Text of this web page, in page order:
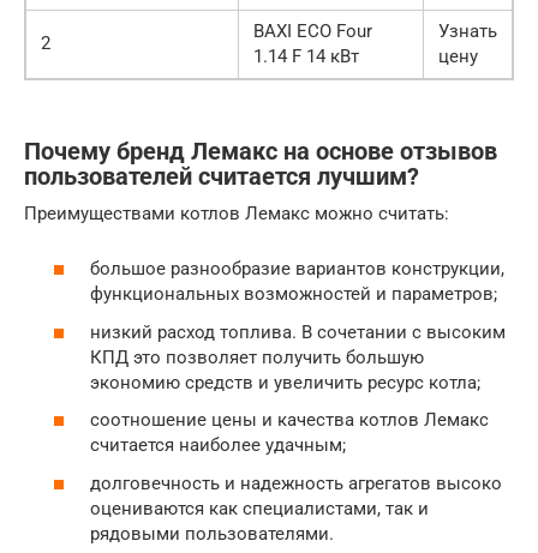
2
BAXI ECO Four
1.14 F 14 кВт
Узнать
цену
Почему бренд Лемакс на основе отзывов
пользователей считается лучшим?
Преимуществами котлов Лемакс можно считать:
большое разнообразие вариантов конструкции,
функциональных возможностей и параметров;
низкий расход топлива. В сочетании с высоким
КПД это позволяет получить большую
экономию средств и увеличить ресурс котла;
соотношение цены и качества котлов Лемакс
считается наиболее удачным;
долговечность и надежность агрегатов высоко
оцениваются как специалистами, так и
рядовыми пользователями.